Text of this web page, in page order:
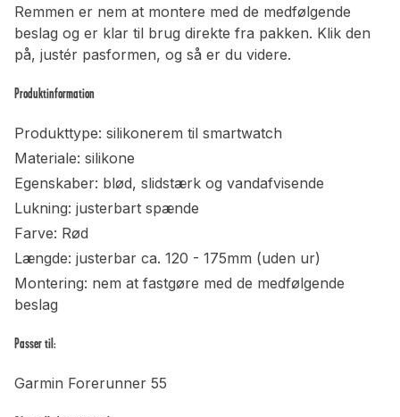
Remmen er nem at montere med de medfølgende
beslag og er klar til brug direkte fra pakken. Klik den
på, justér pasformen, og så er du videre.
Produktinformation
Produkttype: silikonerem til smartwatch
Materiale: silikone
Egenskaber: blød, slidstærk og vandafvisende
Lukning: justerbart spænde
Farve: Rød
Længde: justerbar ca. 120 - 175mm (uden ur)
Montering: nem at fastgøre med de medfølgende
beslag
Passer til:
Garmin Forerunner 55